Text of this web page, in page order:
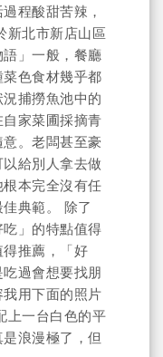
程酸甜苦辣，
新北市新店山區
」一般，餐廳
色食材幾乎都
捕撈魚池中的
家菜圃採摘青
。老闆甚至豪
給別人拿去做
本完全沒有任
典範。 除了
吃」的特點值得
推薦，「好
過會想要找朋
用下面的照片
上一台白色的平
浪漫極了，但